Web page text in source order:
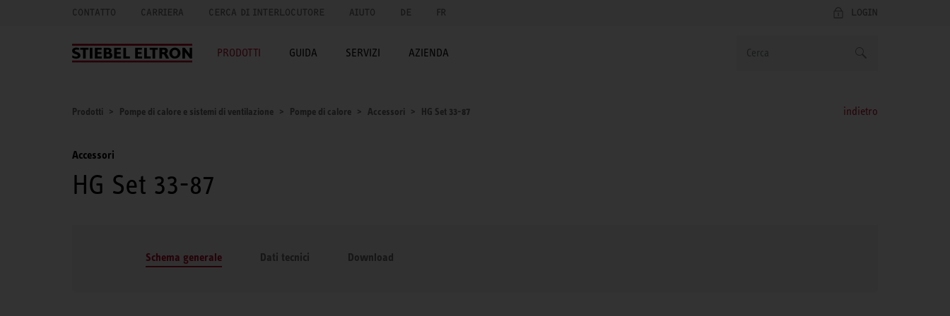
CONTATTO CARRIERA CERCA DI INTERLOCUTORE AIUTO DE FR LOGIN
PRODOTTI GUIDA SERVIZI AZIENDA
Prodotti Pompe di calore e sistemi di ventilazione Pompe di calore Accessori HG Set 33-87 indietro
Accessori
HG Set 33-87
Schema generale Dati tecnici Download